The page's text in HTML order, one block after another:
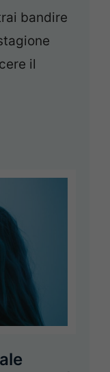
bandire
il